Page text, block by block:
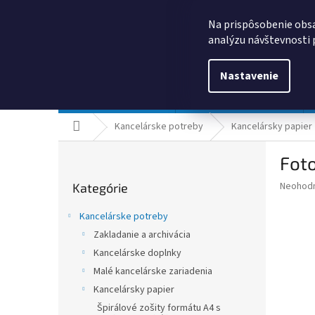
Na prispôsobenie
analýzu návštevnosti
Nastavenie
DomovKancelárske potreby Kancelársky papier
kategórie
Kategórie
Kancelárske potreby
Zakladanie a archivácia
Kancelárske doplnky
Malé kancelárske zariadenia
Kancelársky papier
Špirálové zošity formátu A4 s